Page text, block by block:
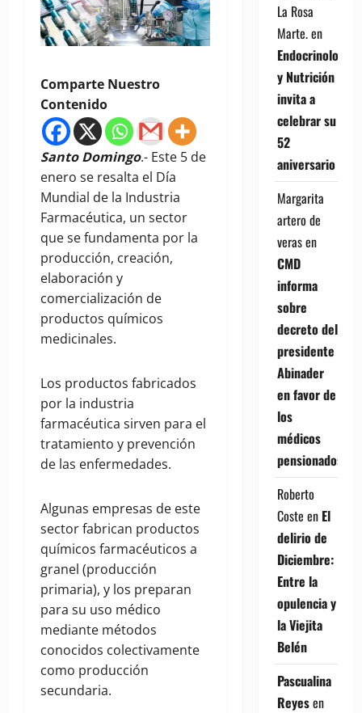
Comparte Nuestro
Contenido
Santo Domingo.- Este 5 de
enero se resalta el Día
Mundial de la Industria
Farmacéutica, un sector
que se fundamenta por la
producción, creación,
elaboración y
comercialización de
productos químicos
medicinales.
Los productos fabricados
por la industria
farmacéutica sirven para el
tratamiento y prevención
de las enfermedades.
Algunas empresas de este
sector fabrican productos
químicos farmacéuticos a
granel (producción
primaria), y los preparan
para su uso médico
mediante métodos
conocidos colectivamente
como producción
secundaria.
La Rosa
Marte.en
Endocrinología
y Nutrición
invita a
celebrar su
52
aniversario
Margarita
artero de
verasen
CMD
informa
sobre
decreto del
presidente
Abinader
en favor de
los
médicos
pensionados
Roberto
Coste en El
delirio de
Diciembre:
Entre la
opulencia y
la Viejita
Belén
Pascualina
Reyesen